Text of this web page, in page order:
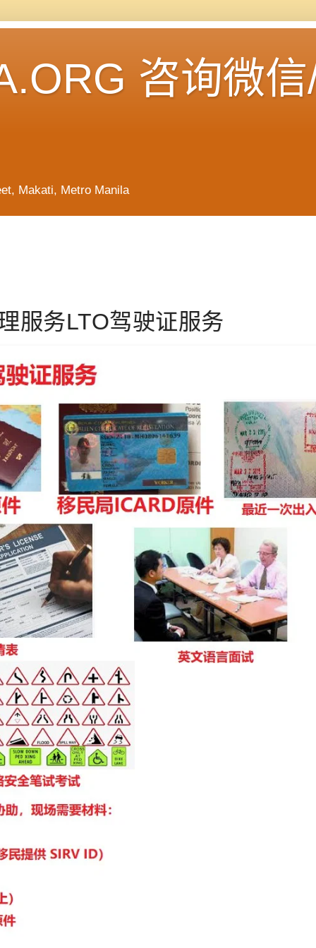
咨询微
Makati, Metro Manila
服务LTO驾驶证服务